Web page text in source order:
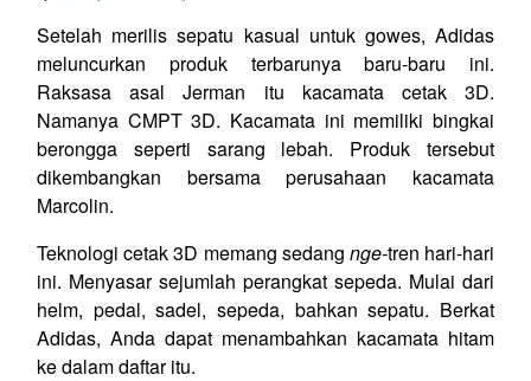
Setelah merilis sepatu kasual untuk gowes, Adidas
meluncurkan produk terbarunya baru-baru ini.
Raksasa asal Jerman itu kacamata cetak 3D.
Namanya CMPT 3D. Kacamata ini memiliki bingkai
berongga seperti sarang lebah. Produk tersebut
dikembangkan bersama perusahaan kacamata
Marcolin.
Teknologi cetak 3D memang sedang nge-tren hari-hari
ini. Menyasar sejumlah perangkat sepeda. Mulai dari
helm, pedal, sadel, sepeda, bahkan sepatu. Berkat
Adidas, Anda dapat menambahkan kacamata hitam
ke dalam daftar itu.